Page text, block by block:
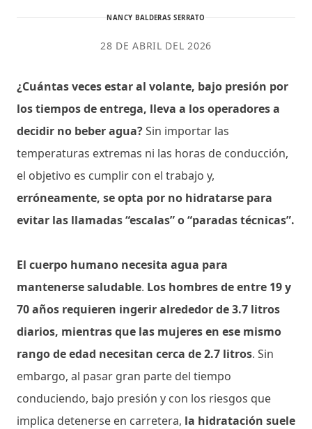
NANCY BALDERAS SERRATO
28 DE ABRIL DEL 2026
¿Cuántas veces estar al volante, bajo presión por
los tiempos de entrega, lleva a los operadores a
decidir no beber agua?Sin importar las
temperaturas extremas ni las horas de conducción,
el objetivo es cumplir con el trabajo y,
erróneamente, se opta por no hidratarse para
evitar las llamadas “escalas” o “paradas técnicas”.
El cuerpo humano necesita agua para
mantenerse saludable. Los hombres de entre 19 y
70 años requieren ingerir alrededor de 3.7 litros
diarios, mientras que las mujeres en ese mismo
rango de edad necesitan cerca de 2.7 litros. Sin
embargo, al pasar gran parte del tiempo
conduciendo, bajo presión y con los riesgos que
implica detenerse en carretera, la hidratación suele